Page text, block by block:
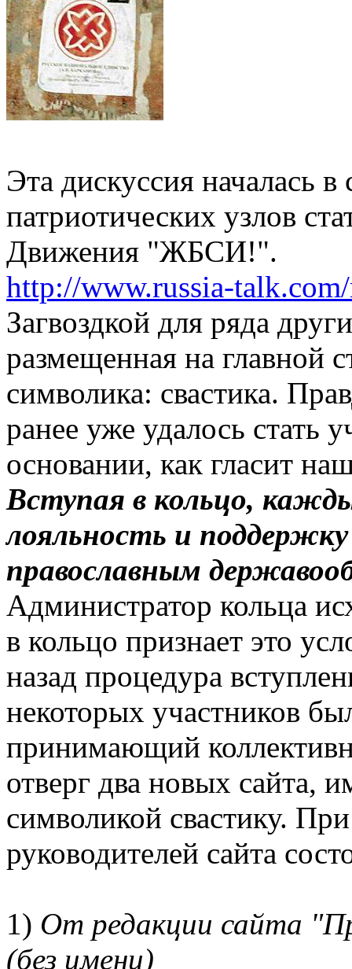
Эта дискуссия началась
патриотических узлов
Движения "ЖБСИ!".
http://www.russia-
Загвоздкой для ряда
размещенная на главной
символика: свастика.
ранее уже удалось стать
основании, как гласит
Вступая в кольцо,
лояльность и
православным
Администратор кольца
в кольцо признает это
назад процедура
некоторых участников
принимающий
отверг два новых сайта,
символикой свастику.
руководителей сайта
1) От редакции сайта
(без имени)